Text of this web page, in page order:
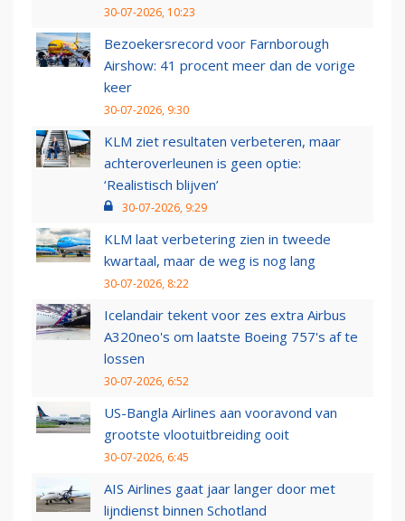
30-07-2026, 10:23
Bezoekersrecord voor Farnborough
Airshow: 41 procent meer dan de vorige
keer
30-07-2026, 9:30
KLM ziet resultaten verbeteren, maar
achteroverleunen is geen optie:
‘Realistisch blijven’
30-07-2026, 9:29
KLM laat verbetering zien in tweede
kwartaal, maar de weg is nog lang
30-07-2026, 8:22
Icelandair tekent voor zes extra Airbus
A320neo's om laatste Boeing 757's af te
lossen
30-07-2026, 6:52
US-Bangla Airlines aan vooravond van
grootste vlootuitbreiding ooit
30-07-2026, 6:45
AIS Airlines gaat jaar langer door met
lijndienst binnen Schotland